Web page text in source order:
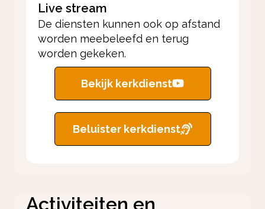
Live stream
De diensten kunnen ook op afstand
worden meebeleefd en terug
worden gekeken.
Bekijk kerkdienst
Beluister kerkdienst
Activiteiten en